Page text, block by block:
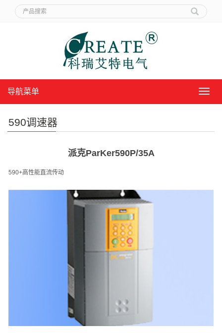
导
导航菜单
590调速器
派克ParKer590P/35A
590+高性能直流传动